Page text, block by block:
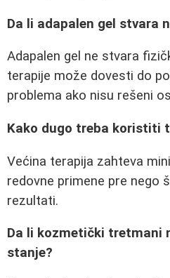
Da li adapalen gel stvara
Adapalen gel ne stvara
terapije može dovesti do
problema ako nisu rešeni
Kako dugo treba koristiti
Većina terapija zahteva
redovne primene pre nego
rezultati.
Da li kozmetički tretmani
stanje?